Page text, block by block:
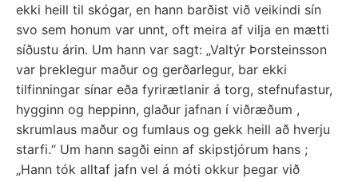
ekki heill til skógar, en hann barðist við veikindi sín
svo sem honum var unnt, oft meira af vilja en mætti
síðustu árin. Um hann var sagt: „Valtýr Þorsteinsson
var þreklegur maður og gerðarlegur, bar ekki
tilfinningar sínar eða fyrirætlanir á torg, stefnufastur,
hygginn og heppinn, glaður jafnan í viðræðum ,
skrumlaus maður og fumlaus og gekk heill að hverju
starfi.“ Um hann sagði einn af skipstjórum hans ;
„Hann tók alltaf jafn vel á móti okkur þegar við